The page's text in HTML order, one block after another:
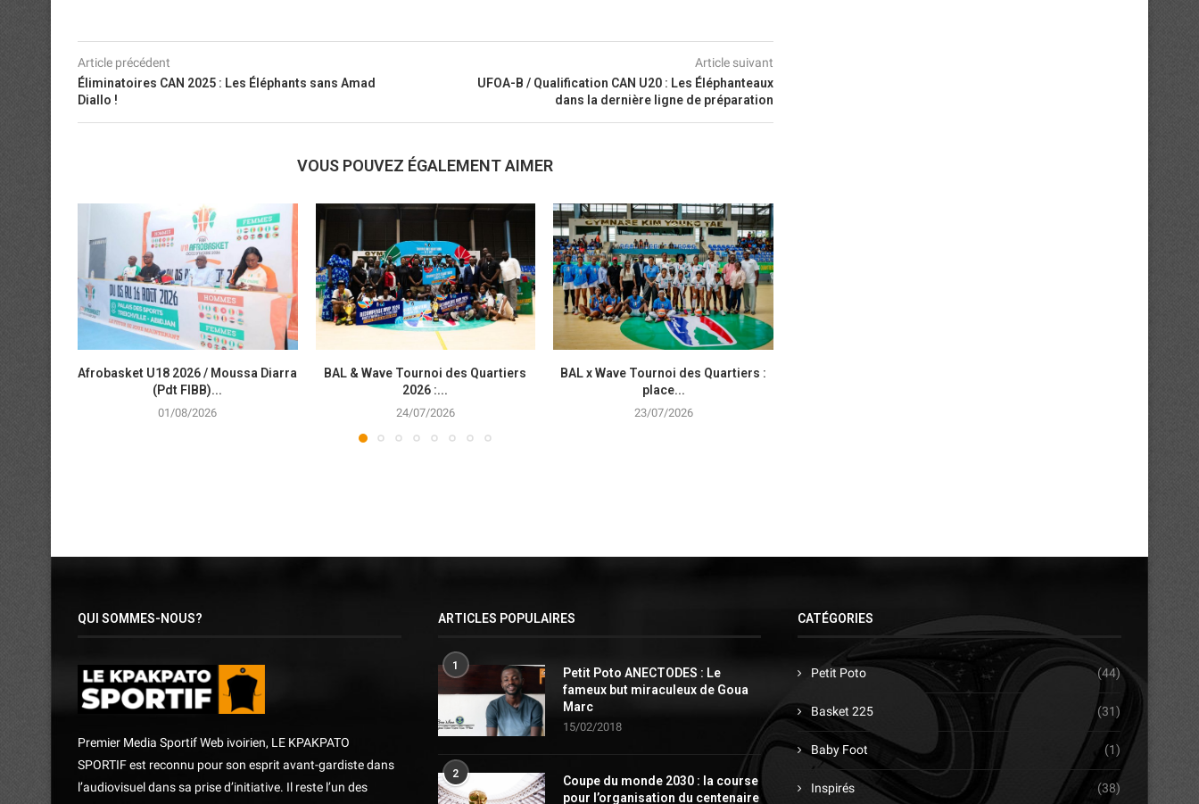
Article précédent
Éliminatoires CAN 2025 : Les Éléphants sans Amad
Diallo !
Article suivant
UFOA-B / Qualification CAN U20 : Les Éléphanteaux
dans la dernière ligne de préparation
VOUS POUVEZ ÉGALEMENT AIMER
Afrobasket U18 2026 / Moussa Diarra
(Pdt FIBB)...
01/08/2026
BAL & Wave Tournoi des Quartiers
2026 :...
24/07/2026
BAL x Wave Tournoi des Quartiers :
place...
23/07/2026
QUI SOMMES-NOUS?
Premier Media Sportif Web ivoirien, LE KPAKPATO
SPORTIF est reconnu pour son esprit avant-gardiste dans
l’audiovisuel dans sa prise d’initiative. Il reste l’un des
ARTICLES POPULAIRES
1
Petit Poto ANECTODES : Le
fameux but miraculeux de Goua
Marc
15/02/2018
2
Coupe du monde 2030 : la course
pour l’organisation du centenaire
CATÉGORIES
Petit Poto (44)
Basket 225 (31)
Baby Foot (1)
Inspirés (38)